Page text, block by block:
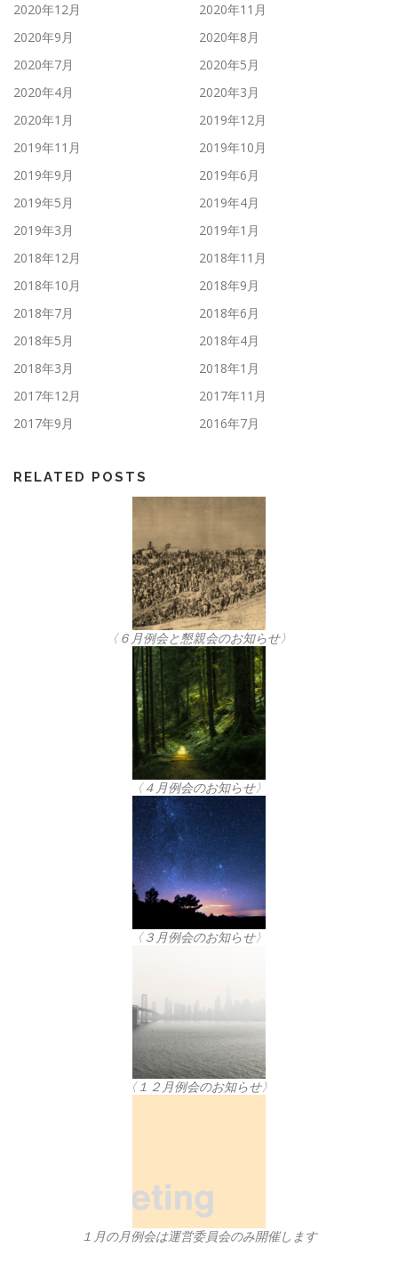
2020年12月
2020年11月
2020年9月
2020年8月
2020年7月
2020年5月
2020年4月
2020年3月
2020年1月
2019年12月
2019年11月
2019年10月
2019年9月
2019年6月
2019年5月
2019年4月
2019年3月
2019年1月
2018年12月
2018年11月
2018年10月
2018年9月
2018年7月
2018年6月
2018年5月
2018年4月
2018年3月
2018年1月
2017年12月
2017年11月
2017年9月
2016年7月
RELATED POSTS
〈６月例会と懇親会のお知らせ〉
〈４月例会のお知らせ〉
〈３月例会のお知らせ〉
〈１２月例会のお知らせ〉
１月の月例会は運営委員会のみ開催します